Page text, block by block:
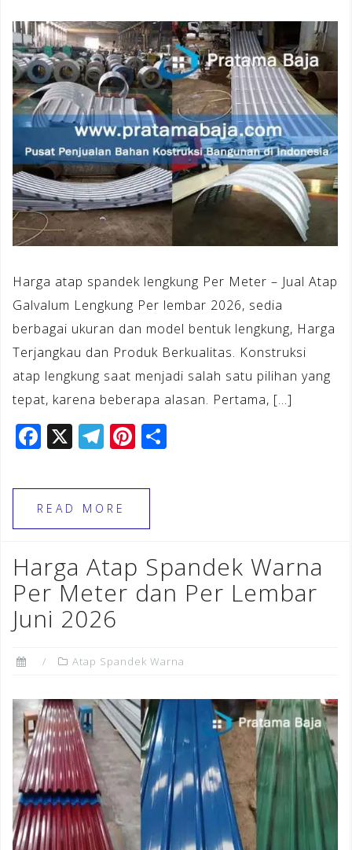
Harga atap spandek lengkung Per Meter – Jual Atap
Galvalum Lengkung Per lembar 2026, sedia
berbagai ukuran dan model bentuk lengkung, Harga
Terjangkau dan Produk Berkualitas. Konstruksi
atap lengkung saat menjadi salah satu pilihan yang
tepat, karena beberapa alasan. Pertama, […]
F
c
e
b
o
o
k
X T
e
gr
a
m
Pi
te
e
st
READ MORE
Harga Atap Spandek Warna
Per Meter dan Per Lembar
Juni 2026
Atap Spandek Warna